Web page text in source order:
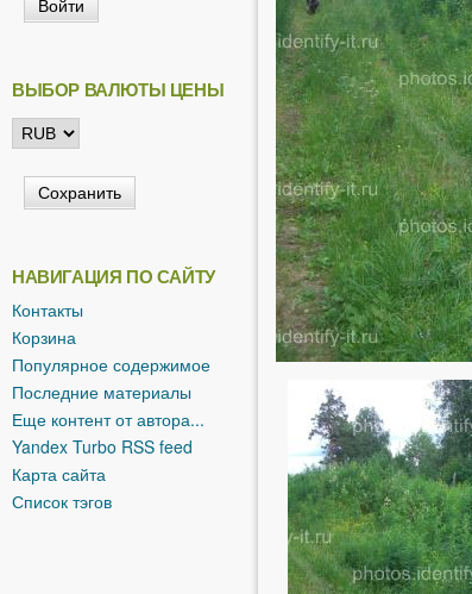
ь
ВЫБОР ВАЛЮТЫ ЦЕНЫ
НАВИГАЦИЯ ПО САЙТУ
Контакты
Корзина
Популярное содержимое
Последние материалы
Еще контент от автора...
Yandex Turbo RSS feed
Карта сайта
Список тэгов